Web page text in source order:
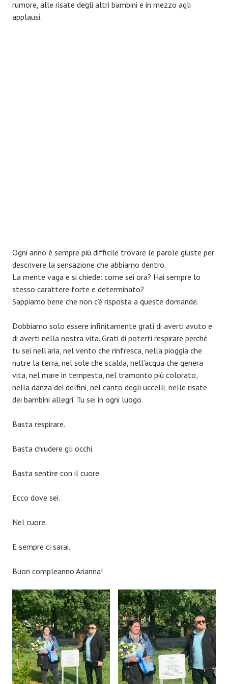
rumore, alle risate degli altri bambini e in mezzo agli
applausi.
Ogni anno è sempre più difficile trovare le parole giuste per
descrivere la sensazione che abbiamo dentro.
La mente vaga e si chiede: come sei ora? Hai sempre lo
stesso carattere forte e determinato?
Sappiamo bene che non c’è risposta a queste domande.
Dobbiamo solo essere infinitamente grati di averti avuto e
di averti nella nostra vita. Grati di poterti respirare perché
tu sei nell’aria, nel vento che rinfresca, nella pioggia che
nutre la terra, nel sole che scalda, nell’acqua che genera
vita, nel mare in tempesta, nel tramonto più colorato,
nella danza dei delfini, nel canto degli uccelli, nelle risate
dei bambini allegri. Tu sei in ogni luogo.
Basta respirare.
Basta chiudere gli occhi.
Basta sentire con il cuore.
Ecco dove sei.
Nel cuore.
E sempre ci sarai.
Buon compleanno Arianna!